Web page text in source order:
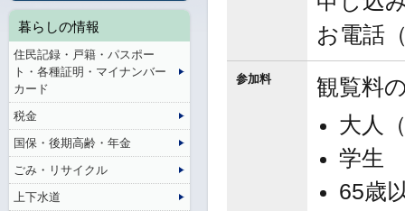
お電話
参加料
観覧料
大人
学生
65歳
暮らしの情報
住民記録・戸籍・パスポー
ト・各種証明・マイナンバー
カード
税金
国保・後期高齢・年金
ごみ・リサイクル
上下水道